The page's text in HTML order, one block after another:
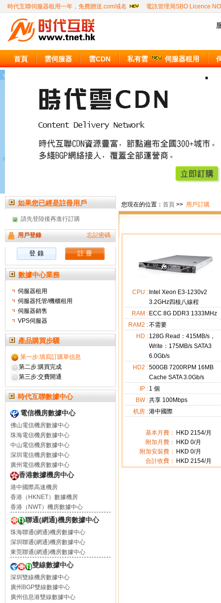
時代互聯伺服器租用一年，免費贈送.com域名 電訊管理局SBO Licence
首頁 雲伺服器 雲CDN 私有雲 伺服器租用
如果您已經是註冊用戶
請先登陸後再進行訂購
用戶登錄 忘記密碼
數據中心業務
伺服器租用
伺服器托管/機櫃租用
伺服器銷售
VPS伺服器
產品購買步驟
第一步:填寫訂購單信息
第二步:購買完成
第三步:交費開通
時代互聯數據中心
電信機房數據中心
佛山電信機房數據中心
珠海電信機房數據中心
中山電信機房數據中心
深圳電信機房數據中心
廣州電信機房數據中心
香港數據機房中心
港中國際高速機房
香港（HKNET）數據機房
香港（NWT）機房數據中心
聯通(網通)機房數據中心
珠海聯通(網通)機房數據中心
深圳聯通(網通)機房數據中心
東莞聯通(網通)機房數據中心
雙線數據中心
深圳雙線機房數據中心
廣州BGP雙線數據中心
廣州信息港雙線數據中心
您現在的位置： 首頁 >> 用戶訂購
CPU : Intel Xeon E3-1230v2
3.2GHz四核八線程
RAM : ECC 8G DDR3 1333MHz
RAM2 :不需要
HD : 128G Read：415MB/s，
Write：175MB/s SATA3
6.0Gb/s
HD2 :500GB 7200RPM 16MB
Cache SATA 3.0Gb/s
IP : 1 個
BW :共享 100Mbps
机房 :港中國際
基本月費： HKD 2154/月
附加月費：
HKD 0/月
附加安裝費：
HKD 0/月
合計收費：
HKD 2154/月